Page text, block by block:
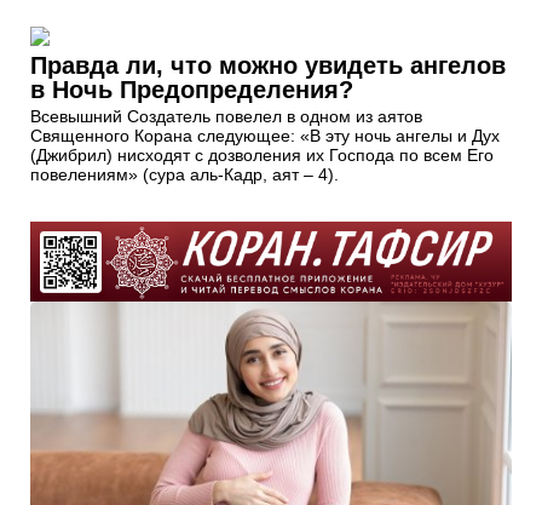
Правда ли, что можно увидеть ангелов
в Ночь Предопределения?
Всевышний Создатель повелел в одном из аятов
Священного Корана следующее: «В эту ночь ангелы и Дух
(Джибрил) нисходят с дозволения их Господа по всем Его
повелениям» (сура аль-Кадр, аят – 4).